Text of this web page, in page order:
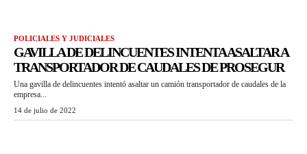
POLICIALES Y JUDICIALES
GAVILLA DE DELINCUENTES INTENTA ASALTAR A
TRANSPORTADOR DE CAUDALES DE PROSEGUR
Una gavilla de delincuentes intentó asaltar un camión transportador de caudales de la
empresa...
14 de julio de 2022